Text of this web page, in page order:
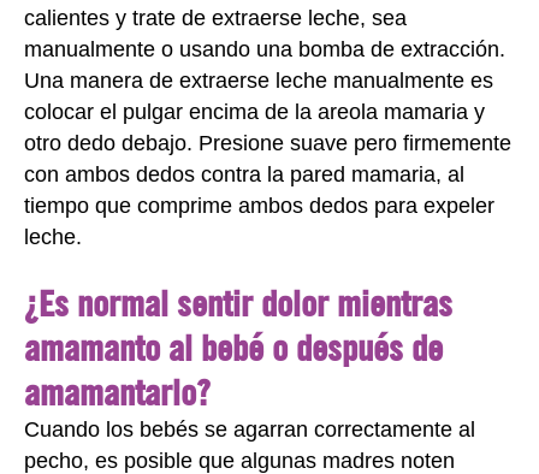
calientes y trate de extraerse leche, sea
manualmente o usando una bomba de extracción.
Una manera de extraerse leche manualmente es
colocar el pulgar encima de la areola mamaria y
otro dedo debajo. Presione suave pero firmemente
con ambos dedos contra la pared mamaria, al
tiempo que comprime ambos dedos para expeler
leche.
¿Es normal sentir dolor mientras
amamanto al bebé o después de
amamantarlo?
Cuando los bebés se agarran correctamente al
pecho, es posible que algunas madres noten